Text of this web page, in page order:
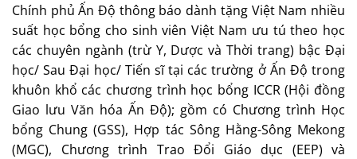
Chính phủ Ấn Độ thông báo dành tặng Việt Nam nhiều
suất học bổng cho sinh viên Việt Nam ưu tú theo học
các chuyên ngành (trừ Y, Dược và Thời trang) bậc Đại
học/ Sau Đại học/ Tiến sĩ tại các trường ở Ấn Độ trong
khuôn khổ các chương trình học bổng ICCR (Hội đồng
Giao lưu Văn hóa Ấn Độ); gồm có Chương trình Học
bổng Chung (GSS), Hợp tác Sông Hằng-Sông Mekong
(MGC), Chương trình Trao Đổi Giáo dục (EEP) và